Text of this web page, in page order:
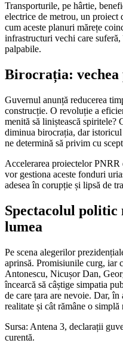
Transporturile, pe hârtie,
electrice de metrou, un proiect
cum aceste planuri mărețe
infrastructuri vechi care
palpabile.
Birocrația:
Guvernul anunță reducerea
construcție. O revoluție a
menită să liniștească spiritele?
diminua birocrația, dar
ne determină să privim cu
Accelerarea proiectelor PNRR
vor gestiona aceste fonduri
adesea în corupție și lipsă de
Spectacolul politic
lumea
Pe scena alegerilor
aprinsă. Promisiunile curg, iar
Antonescu, Nicușor Dan,
încearcă să câștige simpatia
de care țara are nevoie. Dar, în
realitate și cât rămâne o
Sursa: Antena 3, declarații
curentă.